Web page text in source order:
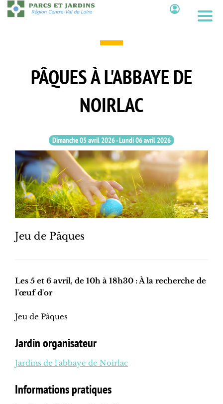
Aller
au
PÂQUES À L'ABBAYE DE
NOIRLAC
Dimanche 05 avril 2026-Lundi 06 avril 2026
Jeu de Pâques
Les 5 et 6 avril, de 10h à 18h30 : À la recherche de
l'œuf d'or
Jeu de Pâques
Jardin organisateur
Jardins de l'abbaye de Noirlac
Informations pratiques